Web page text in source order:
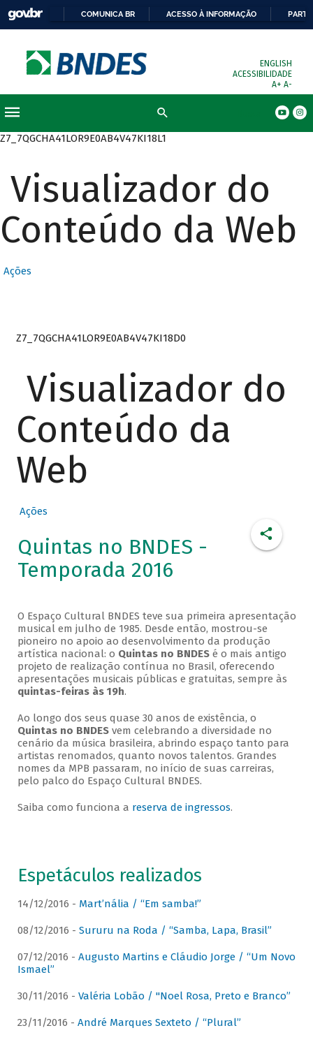
COMUNICA BR ACESSO À INFORMAÇÃO
ENGLISH
ACESSIBILIDADE
A+ A-
Z7_7QGCHA41LOR9E0AB4V47KI18L1
Visualizador do
Conteúdo da Web
Ações
Z7_7QGCHA41LOR9E0AB4V47KI18D0
Visualizador do
Conteúdo da
Web
Ações
Quintas no BNDES -
Temporada 2016
O Espaço Cultural BNDES teve sua primeira apresentação
musical em julho de 1985. Desde então, mostrou-se
pioneiro no apoio ao desenvolvimento da produção
artística nacional: o Quintas no BNDESé o mais antigo
projeto de realização contínua no Brasil, oferecendo
apresentações musicais públicas e gratuitas, sempre às
quintas-feiras às 19h.
Ao longo dos seus quase 30 anos de existência, o
Quintas no BNDESvem celebrando a diversidade no
cenário da música brasileira, abrindo espaço tanto para
artistas renomados, quanto novos talentos. Grandes
nomes da MPB passaram, no início de suas carreiras,
pelo palco do Espaço Cultural BNDES.
Saiba como funciona a reserva de ingressos.
Espetáculos realizados
14/12/2016 - Mart’nália / “Em samba!”
08/12/2016 - Sururu na Roda / “Samba, Lapa, Brasil”
07/12/2016 - Augusto Martins e Cláudio Jorge / “Um Novo
Ismael”
30/11/2016 - Valéria Lobão / "Noel Rosa, Preto e Branco”
23/11/2016 - André Marques Sexteto / “Plural”